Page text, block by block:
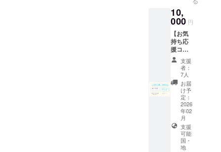
酒類小
売業免
許を有
する三
木酒店
様より
配送い
たしま
す。 ・
販売場
の名称
及び所
在地 三
木酒店
東京都
豊島区
駒込3-
29-7 ・
酒類販
祈祷済
のお札
を送付
いたし
ます。
・お名
前を記
載した
芳名帳
を神前
に奉納
※芳名帳
に記載
するお
名前を
備考欄
にご記
載くだ
特別御
朱印
帳 高
さ約
18cm、
幅約
12cm
・正式
参拝 直
接来て
いただ
ける方
には、
特別ご
祈祷＋
宮司よ
り神社
にまつ
り多く
の製作
費用に
充てさ
せてい
ただき
ます。
※芳名帳
に記載
するお
名前を
備考欄
にご記
載くだ
さい
※10,000
円・
15,000
円・
10,
000 円
【お気
持ち応
援コー
ス】 ・
お礼の
メー
ル：
CAMPF
IREの
メッ
セージ
でお送
りいた
します
・お名
支援
者：
7人
お届
け予
定：
2026
年02
月
支援
可能
国・
地